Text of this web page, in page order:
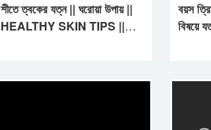
শীতে ত্বকের যত্ন || ঘরোয়া উপায় ||
HEALTHY SKIN TIPS ||
বয়স
বিষয়ে